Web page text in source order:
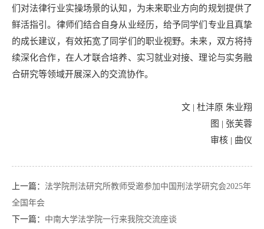
们对法律行业实操场景的认知，为未来职业方向的规划提供了
鲜活指引。律师们结合自身从业经历，给予同学们专业且真挚
的成长建议，有效拓宽了同学们的职业视野。未来，双方将持
续深化合作，在人才联合培养、实习就业对接、理论与实务融
合研究等领域开展深入的交流协作。
文 | 杜沣原 朱业翔
图 | 张芙蓉
审核 | 曲仪
上一篇： 法学院刑法研究所教师受邀参加中国刑法学研究会2025年
全国年会
下一篇： 中南大学法学院一行来我院交流座谈